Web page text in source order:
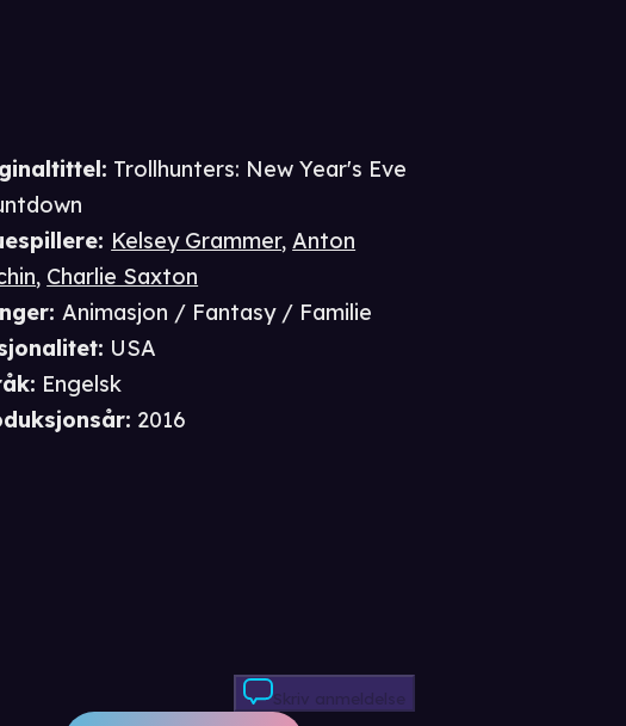
Skriv anmeldelse
Trollhunters: New Year's Eve
: Kelsey Grammer,Anton
, Charlie Saxton
:Animasjon / Fantasy / Familie
: USA
: Engelsk
: 2016